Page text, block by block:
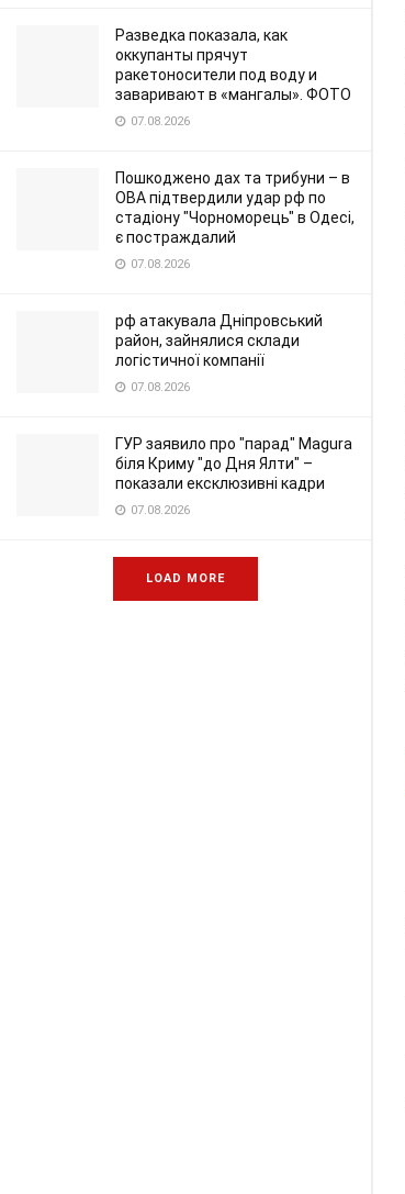
Разведка показала, как
оккупанты прячут
ракетоносители под воду и
заваривают в «мангалы». ФОТО
07.08.2026
Пошкоджено дах та трибуни – в
ОВА підтвердили удар рф по
стадіону "Чорноморець" в Одесі,
є постраждалий
07.08.2026
рф атакувала Дніпровський
район, зайнялися склади
логістичної компанії
07.08.2026
ГУР заявило про "парад" Magura
біля Криму "до Дня Ялти" –
показали ексклюзивні кадри
07.08.2026
LOAD MORE